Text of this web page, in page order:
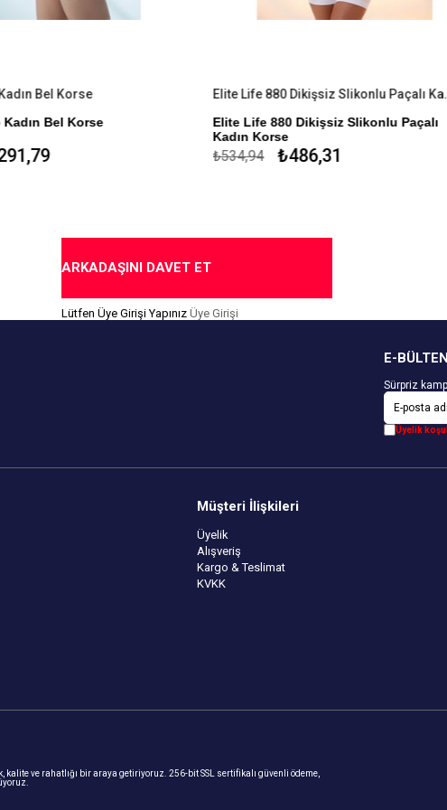
Bel Korse
Bel Korse
Polyemid %17 Elastan %1
Elite Life 880
Elite Life 880 Dikişsiz Slikonlu Paçalı
Kadın Korse
%85 Mikroelyaf Polyemid %14 Elastan
Toparlayıcı
Antimicrobial
₺486,31
₺534,94
ARKADAŞINI DAVET ET
Lütfen Üye Girişi Yapınız Üye Girişi
E-
Sürpriz
Üyelik
Müşteri İlişkileri
Üyelik
Alışveriş
Kargo & Teslimat
KVKK
ve rahatlığı bir araya getiriyoruz. 256-bit SSL sertifikalı güvenli ödeme,